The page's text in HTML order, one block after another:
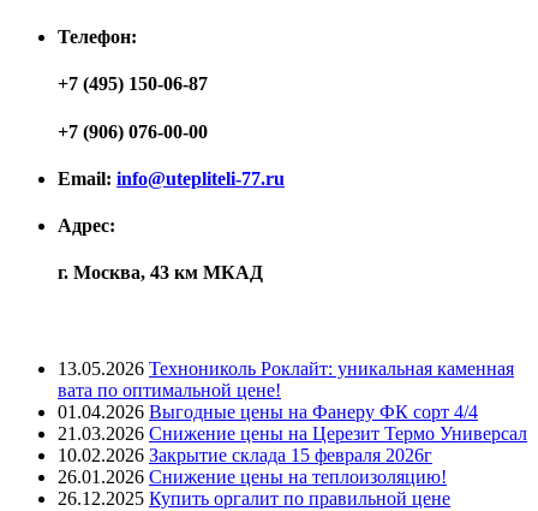
Телефон:
+7 (495) 150-06-87
+7 (906) 076-00-00
Email: info@utepliteli-77.ru
Адрес:
г. Москва, 43 км МКАД
13.05.2026 Технониколь Роклайт: уникальная каменная
вата по оптимальной цене!
01.04.2026 Выгодные цены на Фанеру ФК сорт 4/4
21.03.2026 Снижение цены на Церезит Термо Универсал
10.02.2026 Закрытие склада 15 февраля 2026г
26.01.2026 Снижение цены на теплоизоляцию!
26.12.2025 Купить оргалит по правильной цене